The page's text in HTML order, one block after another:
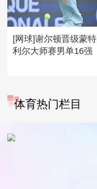
[网球]谢尔顿晋级蒙特
利尔大师赛男单16强
体育热门栏目